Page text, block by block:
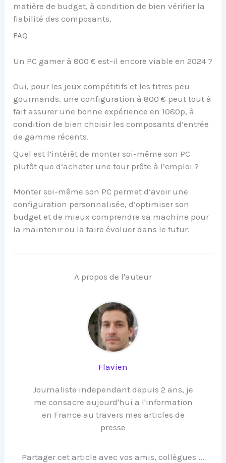
matière de budget, à condition de bien vérifier la
fiabilité des composants.
FAQ
Un PC gamer à 800 € est-il encore viable en 2024 ?
Oui, pour les jeux compétitifs et les titres peu
gourmands, une configuration à 800 € peut tout à
fait assurer une bonne expérience en 1080p, à
condition de bien choisir les composants d’entrée
de gamme récents.
Quel est l’intérêt de monter soi-même son PC
plutôt que d’acheter une tour prête à l’emploi ?
Monter soi-même son PC permet d’avoir une
configuration personnalisée, d’optimiser son
budget et de mieux comprendre sa machine pour
la maintenir ou la faire évoluer dans le futur.
A propos de l'auteur
Flavien
Journaliste independant depuis 2 ans, je
me consacre aujourd'hui a l'information
en France au travers mes articles de
presse
Partager cet article avec vos amis, collègues ...